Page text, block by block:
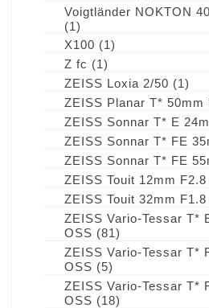
Voigtländer NOKTON
(1)
X100 (1)
Z fc (1)
ZEISS Loxia 2/50 (1)
ZEISS Planar T* 50mm
ZEISS Sonnar T* E
ZEISS Sonnar T* FE
ZEISS Sonnar T* FE
ZEISS Touit 12mm F2.8
ZEISS Touit 32mm F1.8
ZEISS Vario-Tessar T*
OSS (81)
ZEISS Vario-Tessar T*
OSS (5)
ZEISS Vario-Tessar T*
OSS (18)